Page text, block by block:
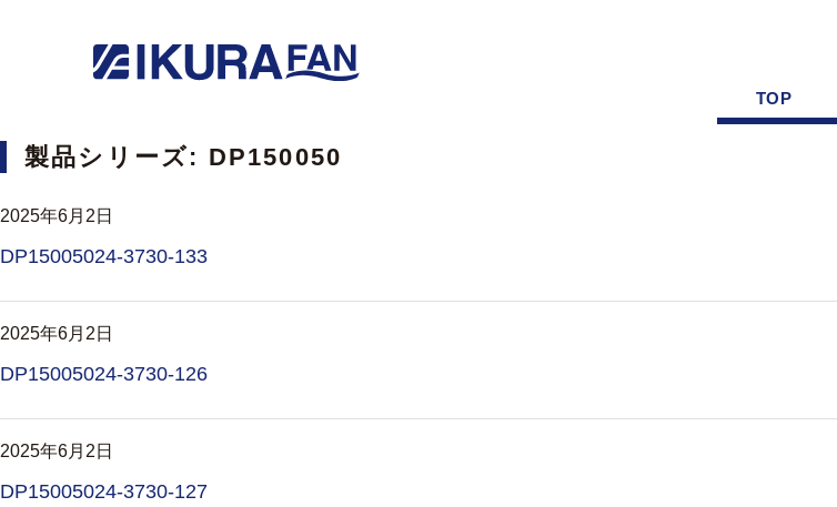
TOP
製品シリーズ: DP150050
2025年6月2日
DP15005024-3730-133
2025年6月2日
DP15005024-3730-126
2025年6月2日
DP15005024-3730-127